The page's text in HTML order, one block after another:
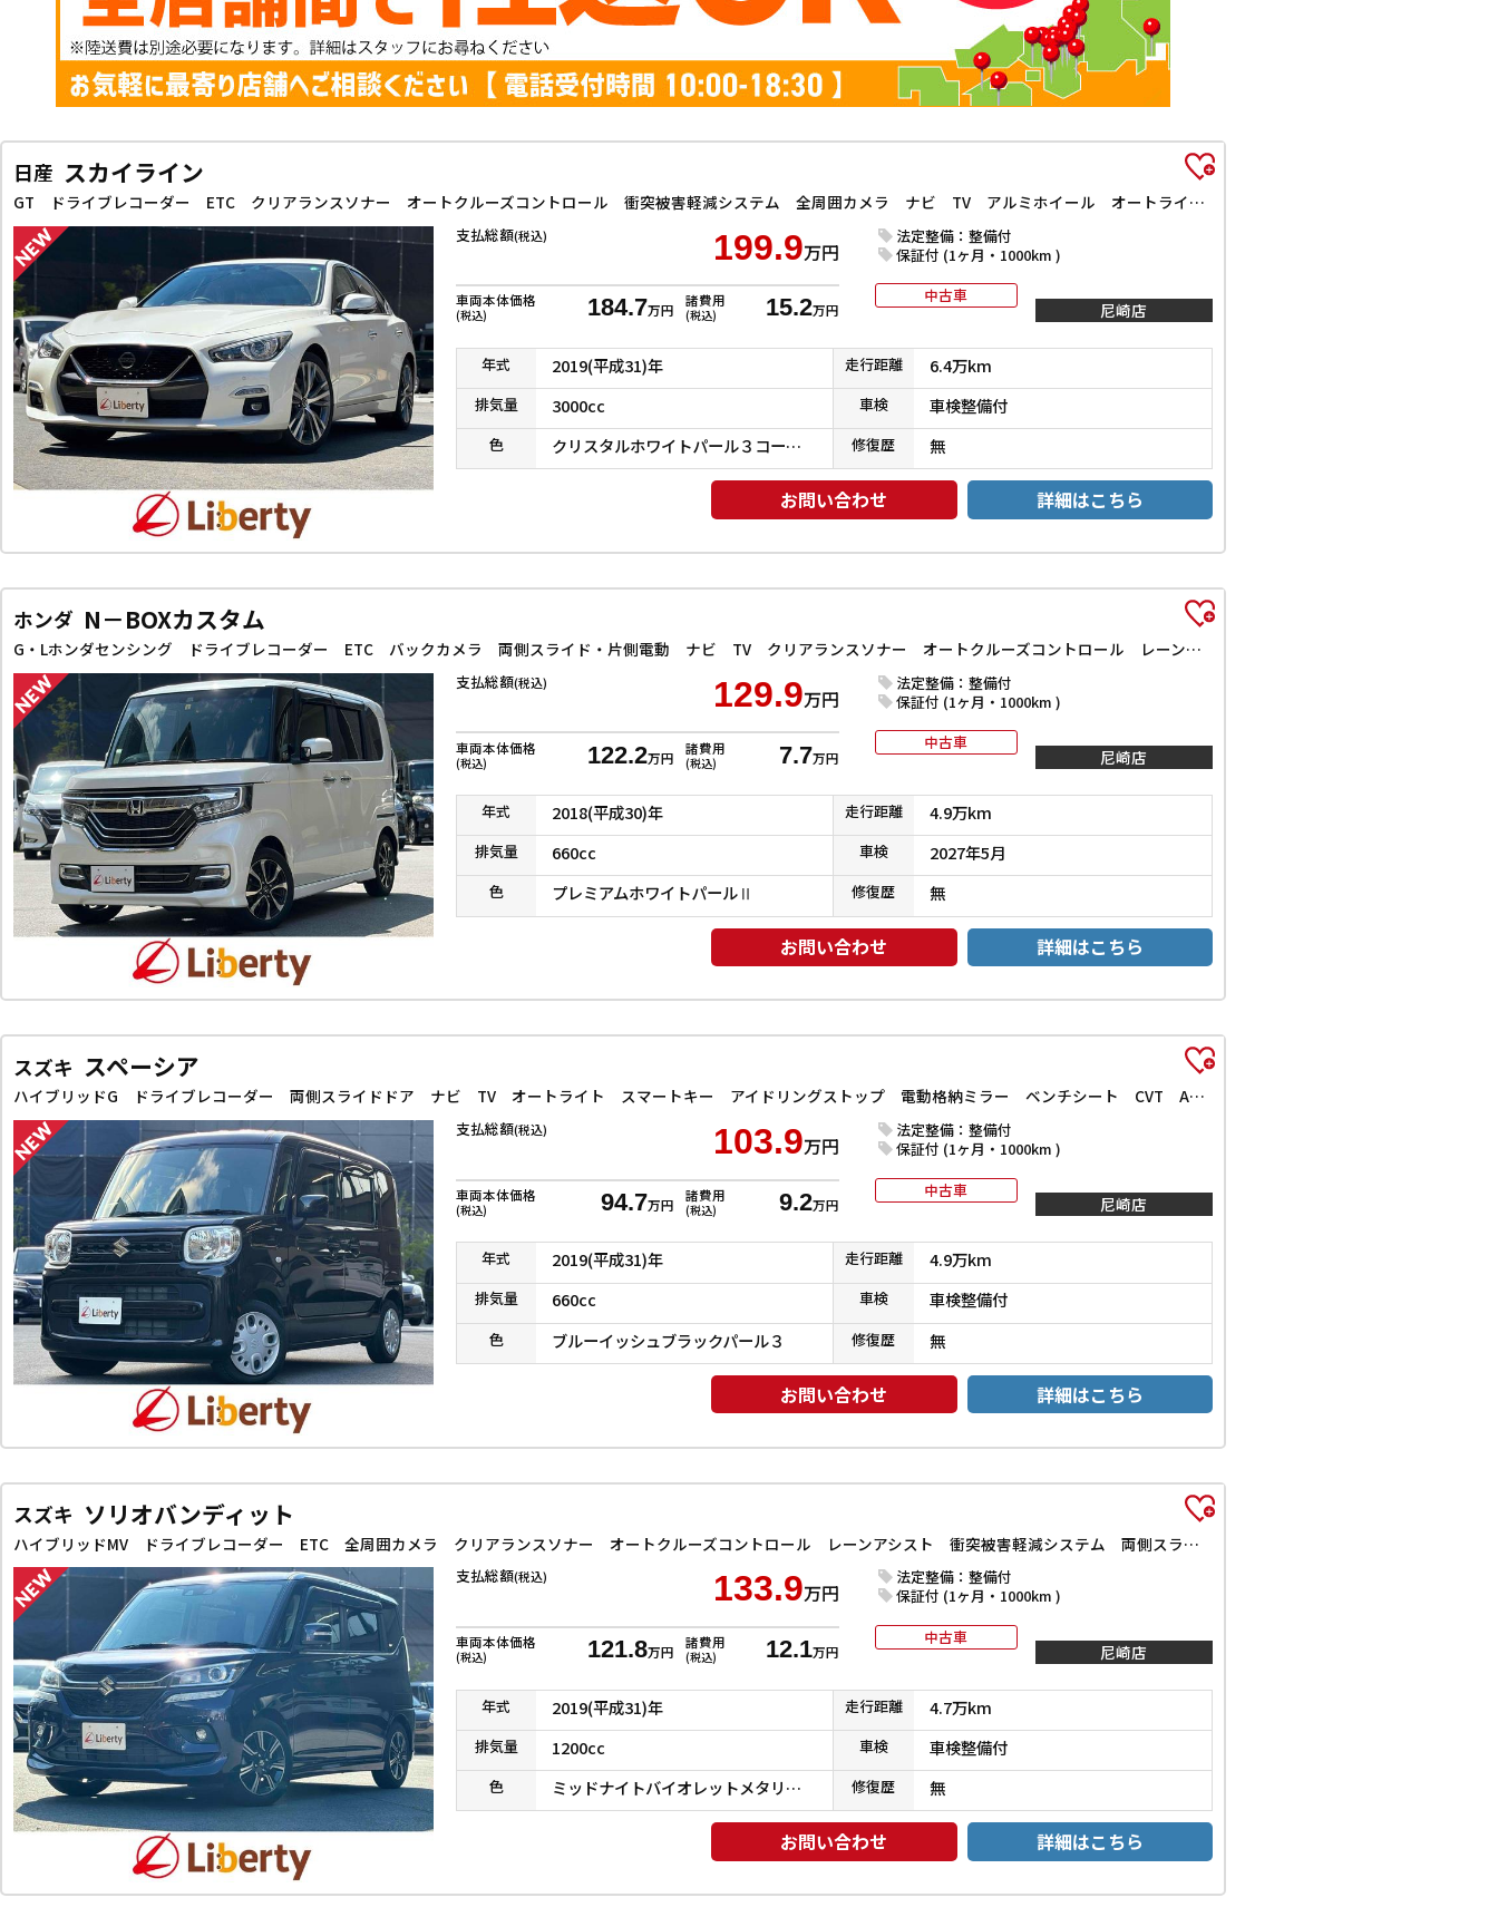
日産 スカイライン
GT ドライブレコーダー ETC クリアランスソナー オートクルーズコントロール 衝突被害軽減システム 全周囲カメラ ナビ TV アルミホイール オートライト LEDヘッドランプ サンルーフ AT
支払総額(税込) 199.9万円
車両本体価格
(税込) 184.7万円
諸費用
(税込) 15.2万円
法定整備：整備付
保証付 (1ヶ月・1000km )
中古車
尼崎店
年式 2019(平成31)年 走行距離 6.4万km
排気量 3000cc 車検 車検整備付
色 クリスタルホワイトパール３コートパール 修復歴 無
お問い合わせ 詳細はこちら
ホンダ N－BOXカスタム
G・Lホンダセンシング ドライブレコーダー ETC バックカメラ 両側スライド・片側電動 ナビ TV クリアランスソナー オートクルーズコントロール レーンアシスト 衝突被害軽減システム オートライト スマートキー
支払総額(税込) 129.9万円
車両本体価格
(税込) 122.2万円
諸費用
(税込) 7.7万円
法定整備：整備付
保証付 (1ヶ月・1000km )
中古車
尼崎店
年式 2018(平成30)年 走行距離 4.9万km
排気量 660cc 車検 2027年5月
色 プレミアムホワイトパールⅡ 修復歴 無
お問い合わせ 詳細はこちら
スズキ スペーシア
ハイブリッドG ドライブレコーダー 両側スライドドア ナビ TV オートライト スマートキー アイドリングストップ 電動格納ミラー ベンチシート CVT ABS ESC CD エアコン パワーウィンドウ
支払総額(税込) 103.9万円
車両本体価格
(税込) 94.7万円
諸費用
(税込) 9.2万円
法定整備：整備付
保証付 (1ヶ月・1000km )
中古車
尼崎店
年式 2019(平成31)年 走行距離 4.9万km
排気量 660cc 車検 車検整備付
色 ブルーイッシュブラックパール３ 修復歴 無
お問い合わせ 詳細はこちら
スズキ ソリオバンディット
ハイブリッドMV ドライブレコーダー ETC 全周囲カメラ クリアランスソナー オートクルーズコントロール レーンアシスト 衝突被害軽減システム 両側スライド・片側電動 LEDヘッドランプ スマートキー
支払総額(税込) 133.9万円
車両本体価格
(税込) 121.8万円
諸費用
(税込) 12.1万円
法定整備：整備付
保証付 (1ヶ月・1000km )
中古車
尼崎店
年式 2019(平成31)年 走行距離 4.7万km
排気量 1200cc 車検 車検整備付
色 ミッドナイトバイオレットメタリック 修復歴 無
お問い合わせ 詳細はこちら